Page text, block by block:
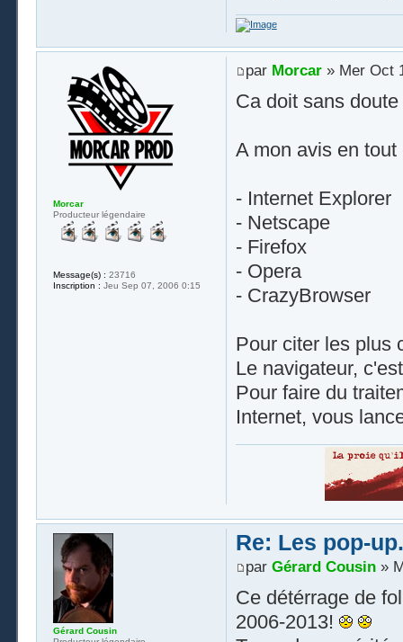
par Morcar» Mer Oct
Ca doit sans
A mon avis en
- Internet Explorer
- Netscape
- Firefox
- Opera
- CrazyBrowser
Pour citer les plus
Le navigateur,
Pour faire du
Internet, vous
Morcar
Producteur légendaire
Message(s) : 23716
Inscription : Jeu Sep 07, 2006 0:15
Re: Les pop-
par Gérard Cousin»
Ce détérrage de
2006-2013!
Gérard Cousin